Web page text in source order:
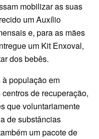
mobilizar as suas
um Auxílio
e, para as mães
um Kit Enxoval,
dos bebês.
à população em
de recuperação,
que voluntariamente
de substâncias
um pacote de